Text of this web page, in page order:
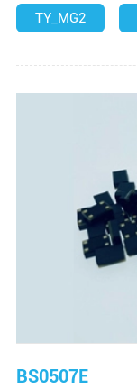
TY_MG2
BS0507E